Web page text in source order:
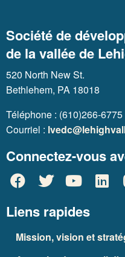
Société de
de la vallée de
520 North New St.
Bethlehem, PA 18018
Téléphone : (610)266-6775
Courriel :
Connectez-vous
Liens rapides
Mission, vision et